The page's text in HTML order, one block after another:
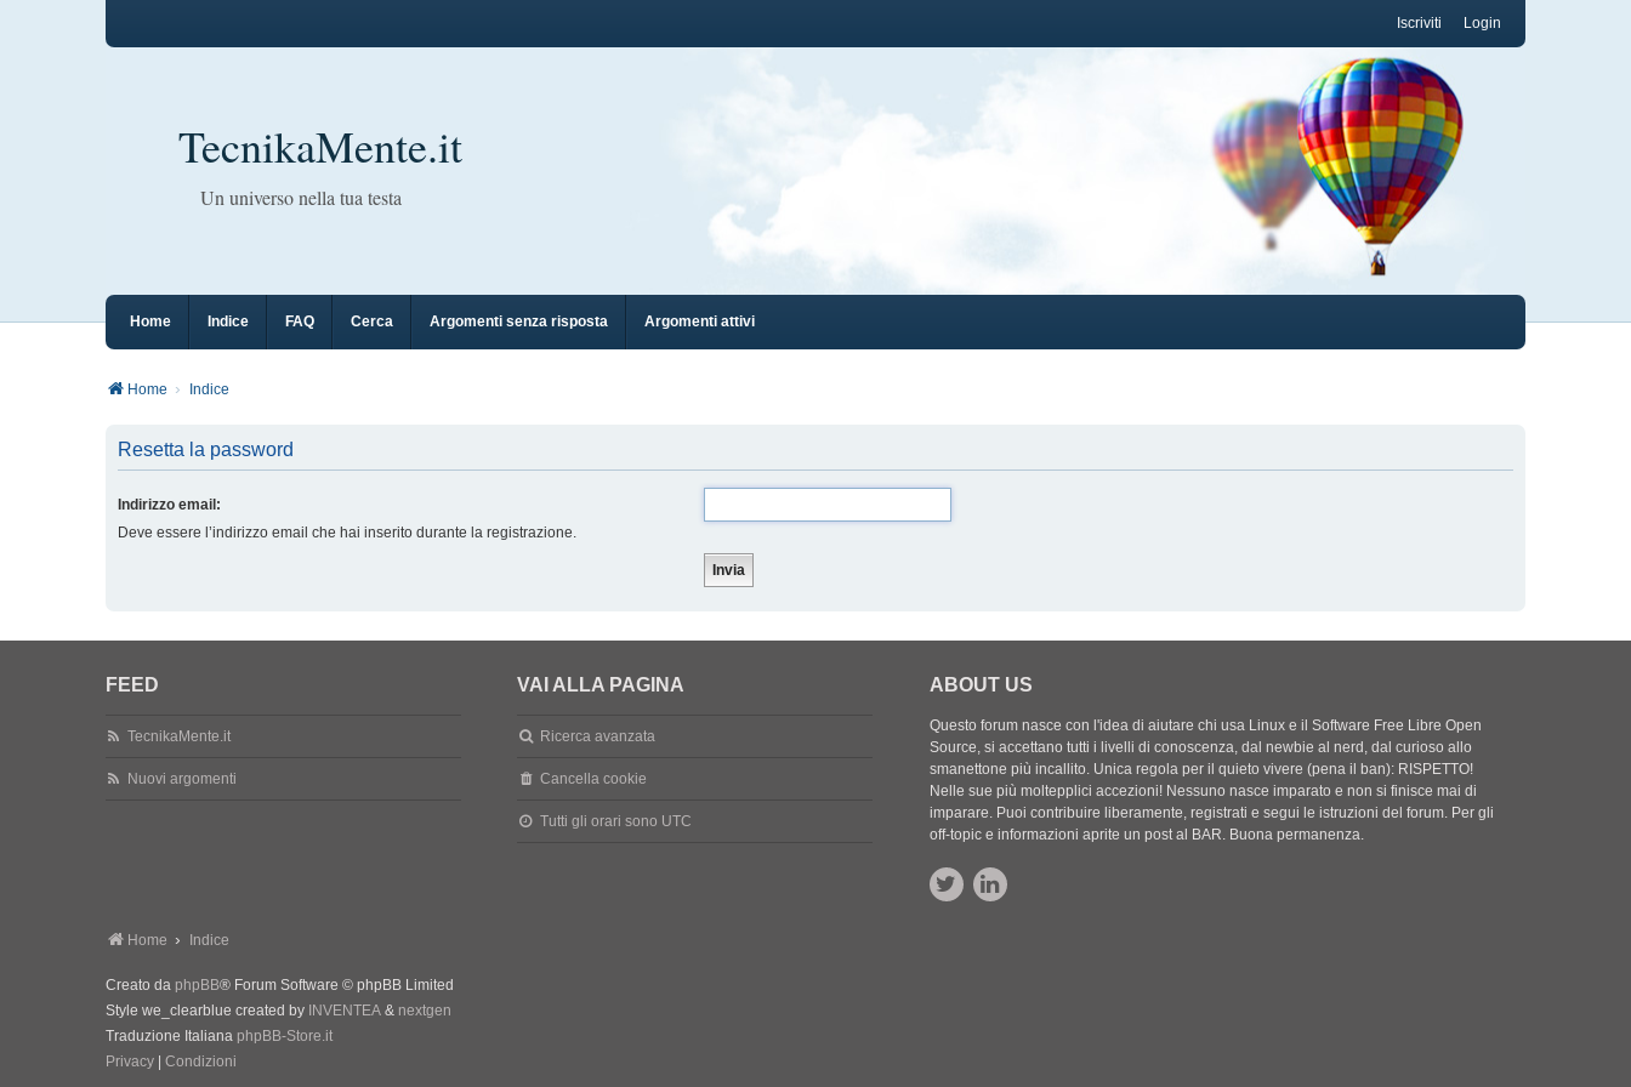
Login
Iscriviti
TecnikaMente.it
Un universo nella tua testa
Home Indice FAQ Cerca Argomenti senza risposta Argomenti attivi
Home Indice
Resetta la password
Indirizzo email:
Deve essere l’indirizzo email che hai inserito durante la registrazione.
FEED
TecnikaMente.it
Nuovi argomenti
VAI ALLA PAGINA
Ricerca avanzata
Cancella cookie
Tutti gli orari sono UTC
ABOUT US
Questo forum nasce con l'idea di aiutare chi usa Linux e il Software Free Libre Open
Source, si accettano tutti i livelli di conoscenza, dal newbie al nerd, dal curioso allo
smanettone più incallito. Unica regola per il quieto vivere (pena il ban): RISPETTO!
Nelle sue più moltepplici accezioni! Nessuno nasce imparato e non si finisce mai di
imparare. Puoi contribuire liberamente, registrati e segui le istruzioni del forum. Per gli
off-topic e informazioni aprite un post al BAR. Buona permanenza.
Home Indice
Creato da phpBB® Forum Software © phpBB Limited
Style we_clearblue created by INVENTEA & nextgen
Traduzione Italiana phpBB-Store.it
Privacy
Condizioni